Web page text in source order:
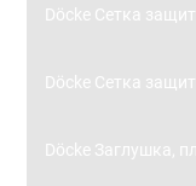
Döcke Сетка
Döcke Сетка
Döcke Заглушка,